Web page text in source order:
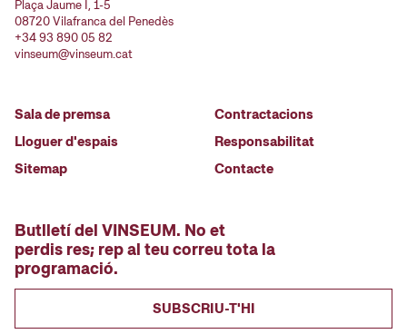
Plaça Jaume I, 1-5
08720 Vilafranca del Penedès
+34 93 890 05 82
vinseum@vinseum.cat
Sala de premsa
Lloguer d'espais
Sitemap
Contractacions
Responsabilitat
Contacte
Butlletí del VINSEUM. No et
perdis res; rep al teu correu tota la
programació.
SUBSCRIU-T'HI